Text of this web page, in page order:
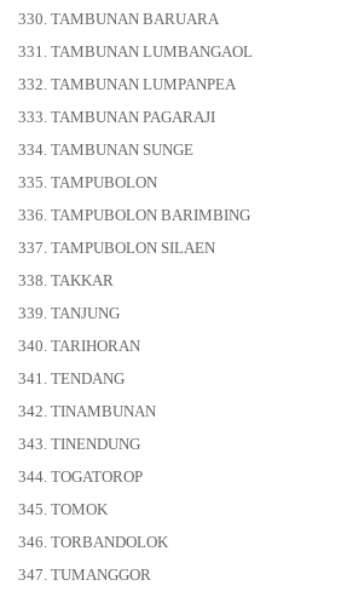
330. TAMBUNAN BARUARA
331. TAMBUNAN LUMBANGAOL
332. TAMBUNAN LUMPANPEA
333. TAMBUNAN PAGARAJI
334. TAMBUNAN SUNGE
335. TAMPUBOLON
336. TAMPUBOLON BARIMBING
337. TAMPUBOLON SILAEN
338. TAKKAR
339. TANJUNG
340. TARIHORAN
341. TENDANG
342. TINAMBUNAN
343. TINENDUNG
344. TOGATOROP
345. TOMOK
346. TORBANDOLOK
347. TUMANGGOR